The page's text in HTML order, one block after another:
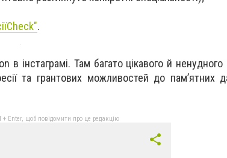
.
в інстаграмі. Там багато цікавого й ненудного
та грантових можливостей до пам’ятних
+ Enter, щоб повідомити про це редакцію